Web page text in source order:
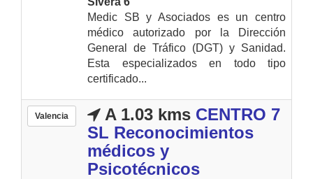
Medic SB y Asociados es un centro
médico autorizado por la Dirección
General de Tráfico (DGT) y Sanidad.
Esta especializados en todo tipo
certificado...
Valencia A 1.03 kms CENTRO 7
SL Reconocimientos
médicos y
Psicotécnicos